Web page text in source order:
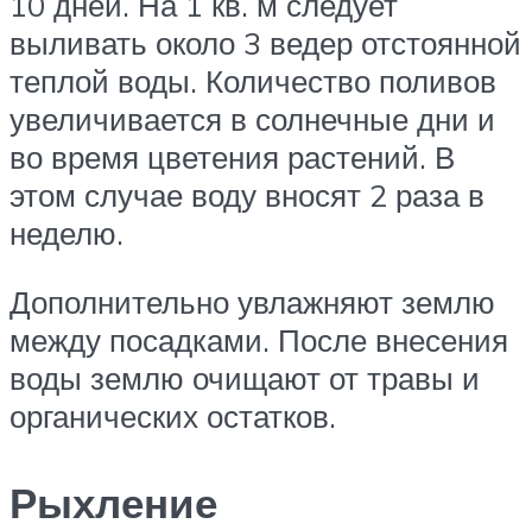
выливать около 3 ведер отстоянной
теплой воды. Количество поливов
увеличивается в солнечные дни и
во время цветения растений. В
этом случае воду вносят 2 раза в
неделю.
Дополнительно увлажняют землю
между посадками. После внесения
воды землю очищают от травы и
органических остатков.
Рыхление